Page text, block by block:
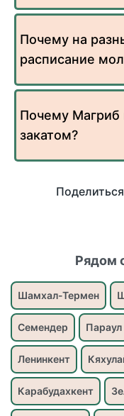
Почему на
расписание
Почему Магриб
закатом?
Рядом
Шамхал-Термен
Семендер Параул
Ленинкент
Карабудахкент